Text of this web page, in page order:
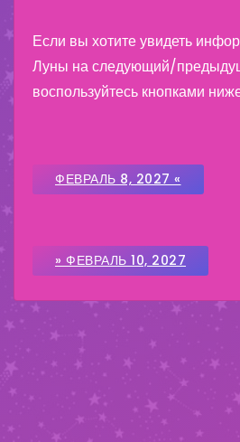
Если вы хотите увидеть
Луны на следующий/
воспользуйтесь кнопками
ФЕВРАЛЬ 8, 2027 «
» ФЕВРАЛЬ 10, 2027